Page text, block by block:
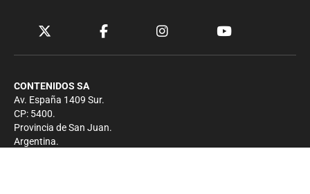
CONTENIDOS SA
Av. España 1409 Sur.
CP: 5400.
Provincia de San Juan.
Argentina.